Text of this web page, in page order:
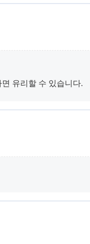
유리할 수 있습니다.